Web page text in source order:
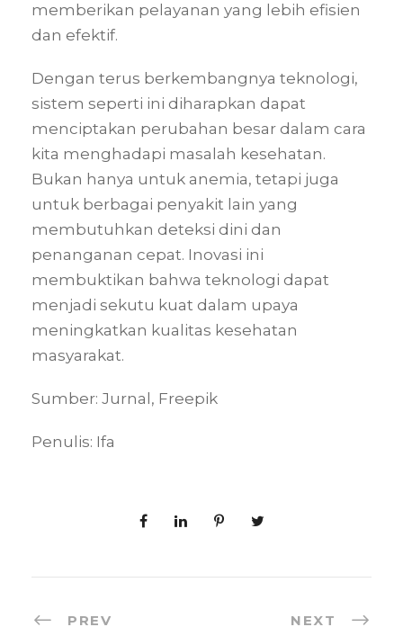
memberikan pelayanan yang lebih efisien
dan efektif.
Dengan terus berkembangnya teknologi,
sistem seperti ini diharapkan dapat
menciptakan perubahan besar dalam cara
kita menghadapi masalah kesehatan.
Bukan hanya untuk anemia, tetapi juga
untuk berbagai penyakit lain yang
membutuhkan deteksi dini dan
penanganan cepat. Inovasi ini
membuktikan bahwa teknologi dapat
menjadi sekutu kuat dalam upaya
meningkatkan kualitas kesehatan
masyarakat.
Sumber: Jurnal, Freepik
Penulis: Ifa
PREV NEXT